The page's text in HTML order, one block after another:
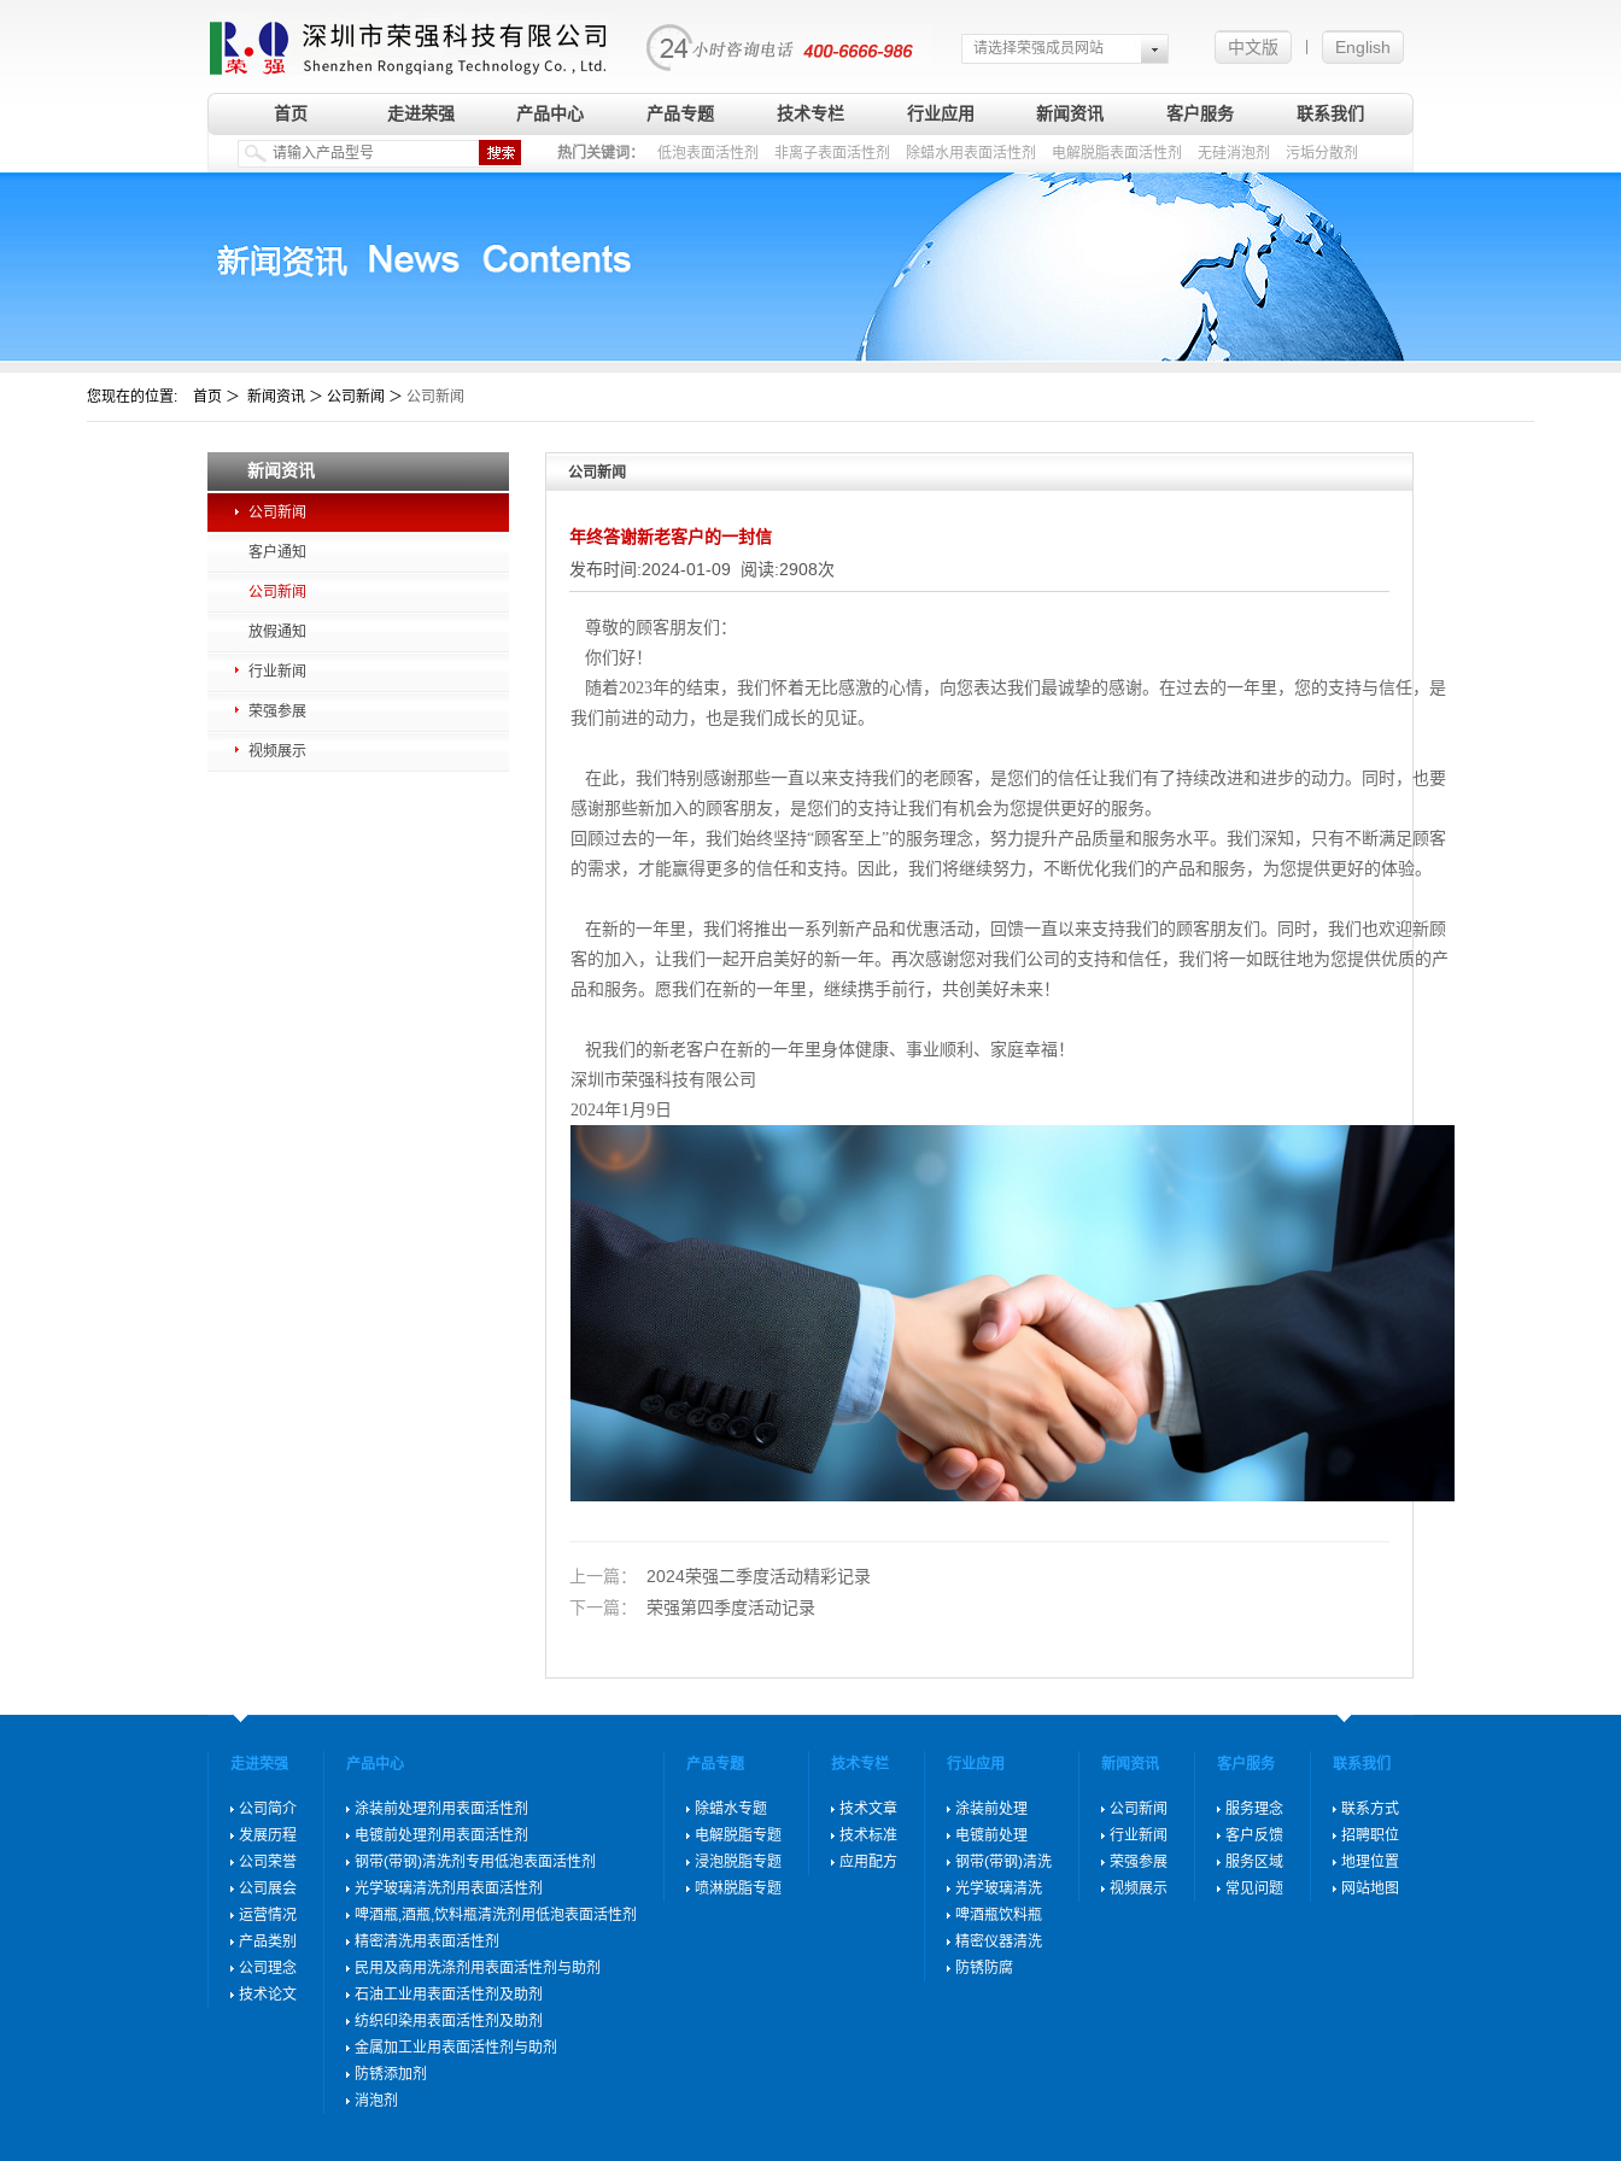
中文版 English
请选择荣强成员网站
首页 走进荣强 产品中心 产品专题 技术专栏 行业应用 新闻资讯 客户服务 联系我们
热门关键词： 低泡表面活性剂 非离子表面活性剂 除蜡水用表面活性剂 电解脱脂表面活性剂 无硅消泡剂 污垢分散剂
您现在的位置: 首页 ＞ 新闻资讯 ＞ 公司新闻 ＞ 公司新闻
新闻资讯
公司新闻
客户通知
公司新闻
放假通知
行业新闻
荣强参展
视频展示
公司新闻
年终答谢新老客户的一封信
发布时间:2024-01-09 阅读:2908次
尊敬的顾客朋友们：
你们好！
随着2023年的结束，我们怀着无比感激的心情，向您表达我们最诚挚的感谢。在过去的一年里，您的支持与信任，是
我们前进的动力，也是我们成长的见证。
在此，我们特别感谢那些一直以来支持我们的老顾客，是您们的信任让我们有了持续改进和进步的动力。同时，也要
感谢那些新加入的顾客朋友，是您们的支持让我们有机会为您提供更好的服务。
回顾过去的一年，我们始终坚持“顾客至上”的服务理念，努力提升产品质量和服务水平。我们深知，只有不断满足顾客
的需求，才能赢得更多的信任和支持。因此，我们将继续努力，不断优化我们的产品和服务，为您提供更好的体验。
在新的一年里，我们将推出一系列新产品和优惠活动，回馈一直以来支持我们的顾客朋友们。同时，我们也欢迎新顾
客的加入，让我们一起开启美好的新一年。 再次感谢您对我们公司的支持和信任，我们将一如既往地为您提供优质的产
品和服务。愿我们在新的一年里，继续携手前行，共创美好未来！
祝我们的新老客户在新的一年里身体健康、事业顺利、家庭幸福！
深圳市荣强科技有限公司
2024年1月9日
上一篇：
2024荣强二季度活动精彩记录
下一篇：
荣强第四季度活动记录
走进荣强
公司简介
发展历程
公司荣誉
公司展会
运营情况
产品类别
公司理念
技术论文
产品中心
涂装前处理剂用表面活性剂
电镀前处理剂用表面活性剂
钢带(带钢)清洗剂专用低泡表面活性剂
光学玻璃清洗剂用表面活性剂
啤酒瓶,酒瓶,饮料瓶清洗剂用低泡表面活性剂
精密清洗用表面活性剂
民用及商用洗涤剂用表面活性剂与助剂
石油工业用表面活性剂及助剂
纺织印染用表面活性剂及助剂
金属加工业用表面活性剂与助剂
防锈添加剂
消泡剂
产品专题
除蜡水专题
电解脱脂专题
浸泡脱脂专题
喷淋脱脂专题
技术专栏
技术文章
技术标准
应用配方
行业应用
涂装前处理
电镀前处理
钢带(带钢)清洗
光学玻璃清洗
啤酒瓶饮料瓶
精密仪器清洗
防锈防腐
新闻资讯
公司新闻
行业新闻
荣强参展
视频展示
客户服务
服务理念
客户反馈
服务区域
常见问题
联系我们
联系方式
招聘职位
地理位置
网站地图